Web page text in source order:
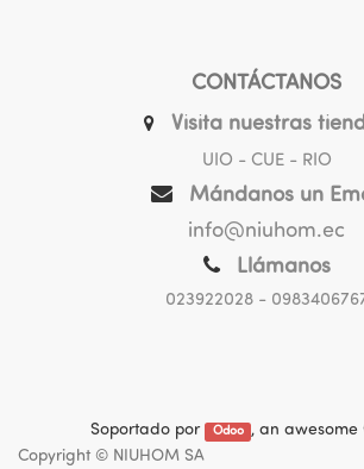
CONTÁCTANOS
Visita nuestras
UIO - CUE - RIO
Mándanos un
info@niuhom.ec
Llámanos
023922028-
Soportado por Odoo , an awesome
Copyright © NIUHOM SA